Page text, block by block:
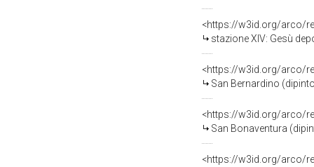
<https://w3id.org/arco/
stazione XIV: Gesù
<https://w3id.org/arco/
San Bernardino
<https://w3id.org/arco/
San Bonaventura
<https://w3id.org/arco/